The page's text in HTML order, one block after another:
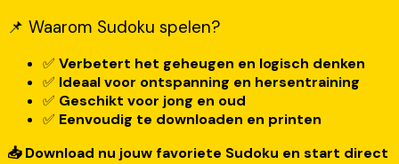
📌 Waarom Sudoku spelen?
✅ Verbetert het geheugen en logisch denken
✅ Ideaal voor ontspanning en hersentraining
✅ Geschikt voor jong en oud
✅ Eenvoudig te downloaden en printen
📥 Download nu jouw favoriete Sudoku en start direct